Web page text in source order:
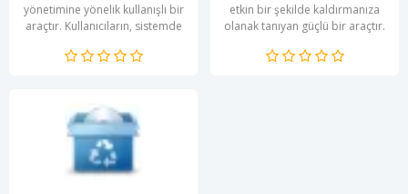
yönetimine yönelik kullanışlı bir
araçtır. Kullanıcıların, sistemde
etkili bir...
etkin bir şekilde kaldırmanıza
olanak tanıyan güçlü bir araçtır.
sayesinde, karmaşık...